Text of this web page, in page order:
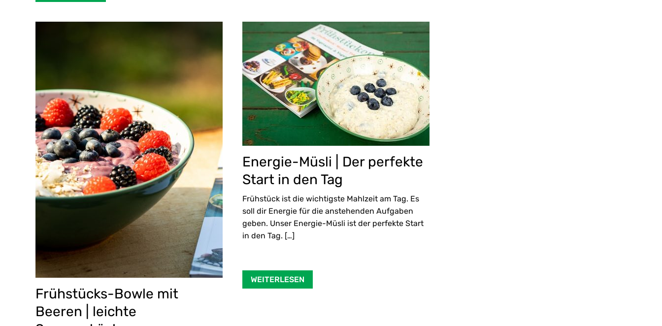
Frühstücks-Bowle mit
Beeren | leichte
Energie-Müsli | Der perfekte
Start in den Tag
Frühstück ist die wichtigste Mahlzeit am Tag. Es
soll dir Energie für die anstehenden Aufgaben
geben. Unser Energie-Müsli ist der perfekte Start
in den Tag. […]
WEITERLESEN